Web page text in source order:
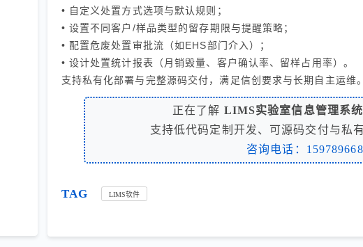
• 自定义处置方式选项与默认规则；
• 设置不同客户/样品类型的留存期限与提醒策略；
• 配置危废处置审批流（如EHS部门介入）；
• 设计处置统计报表（月销毁量、客户确认率、留样占用率）。
支持私有化部署与完整源码交付，满足信创要求与长期自主运维。
正在了解 LIMS实验室信息管理系统
支持低代码定制开发、可源码交付与私
咨询电话：
TAG LIMS软件